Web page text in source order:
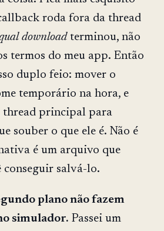
roda fora da thread
downloadterminou, não
termos do meu app. Então
duplo feio: mover o
temporário na hora, e
thread principal para
souber o que ele é. Não é
é um arquivo que
conseguir salvá-lo.
plano não fazem
simulador. Passei um